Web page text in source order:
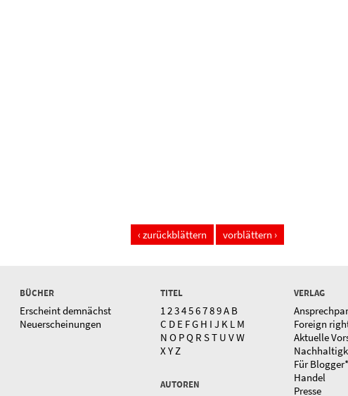
‹ zurückblättern vorblättern ›
BÜCHER
Erscheint demnächst
Neuerscheinungen
TITEL
123456789A B
C D E FG H I J K L M
N O PQ R ST U VW
XYZ
AUTOREN
VERLAG
Foreign
Aktuelle
Für
Handel
Presse